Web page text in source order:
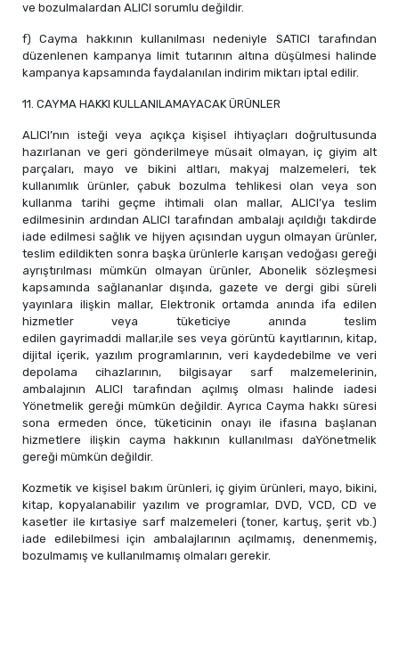
ve bozulmalardan ALICI sorumlu değildir.
f) Cayma hakkının kullanılması nedeniyle SATICI tarafından
düzenlenen kampanya limit tutarının altına düşülmesi halinde
kampanya kapsamında faydalanılan indirim miktarı iptal edilir.
11. CAYMA HAKKI KULLANILAMAYACAK ÜRÜNLER
ALICI’nın isteği veya açıkça kişisel ihtiyaçları doğrultusunda
hazırlanan ve geri gönderilmeye müsait olmayan, iç giyim alt
parçaları, mayo ve bikini altları, makyaj malzemeleri, tek
kullanımlık ürünler, çabuk bozulma tehlikesi olan veya son
kullanma tarihi geçme ihtimali olan mallar, ALICI’ya teslim
edilmesinin ardından ALICI tarafından ambalajı açıldığı takdirde
iade edilmesi sağlık ve hijyen açısından uygun olmayan ürünler,
teslim edildikten sonra başka ürünlerle karışan vedoğası gereği
ayrıştırılması mümkün olmayan ürünler, Abonelik sözleşmesi
kapsamında sağlananlar dışında, gazete ve dergi gibi süreli
yayınlara ilişkin mallar, Elektronik ortamda anında ifa edilen
hizmetler veya tüketiciye anında teslim
edilen gayrimaddi mallar,ile ses veya görüntü kayıtlarının, kitap,
dijital içerik, yazılım programlarının, veri kaydedebilme ve veri
depolama cihazlarının, bilgisayar sarf malzemelerinin,
ambalajının ALICI tarafından açılmış olması halinde iadesi
Yönetmelik gereği mümkün değildir. Ayrıca Cayma hakkı süresi
sona ermeden önce, tüketicinin onayı ile ifasına başlanan
hizmetlere ilişkin cayma hakkının kullanılması daYönetmelik
gereği mümkün değildir.
Kozmetik ve kişisel bakım ürünleri, iç giyim ürünleri, mayo, bikini,
kitap, kopyalanabilir yazılım ve programlar, DVD, VCD, CD ve
kasetler ile kırtasiye sarf malzemeleri (toner, kartuş, şerit vb.)
iade edilebilmesi için ambalajlarının açılmamış, denenmemiş,
bozulmamış ve kullanılmamış olmaları gerekir.